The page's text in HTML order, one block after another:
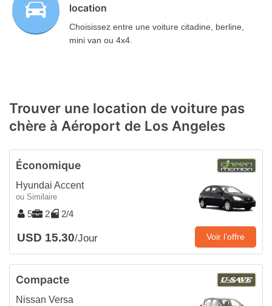
location
Choisissez entre une voiture citadine, berline,
mini van ou 4x4.
Trouver une location de voiture pas
chère à Aéroport de Los Angeles
Économique
Hyundai Accent
ou Similaire
5 2 2/4
USD 15.30/Jour Voir l’offre
Compacte
Nissan Versa